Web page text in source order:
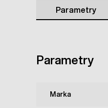
Parametry
Parametry
Marka